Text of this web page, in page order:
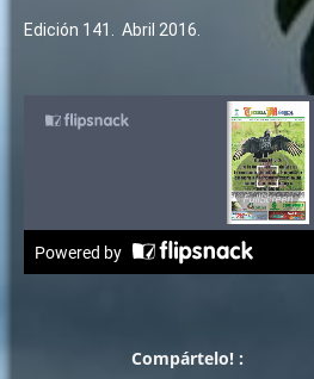
Edición 141. Abril 2016.
Compártelo! :